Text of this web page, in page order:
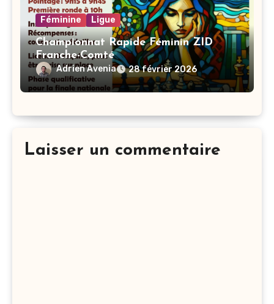
Féminine Ligue
Championnat Rapide Féminin ZID
Franche-Comté
Adrien Avenia 28 février 2026
Laisser un commentaire